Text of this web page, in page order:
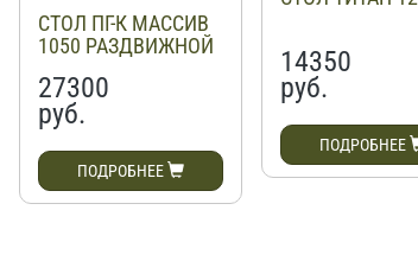
СТОЛ ПГ-К МАССИВ
1050 РАЗДВИЖНОЙ
27300
руб.
ПОДРОБНЕЕ
14350
руб.
ПОДРОБНЕЕ